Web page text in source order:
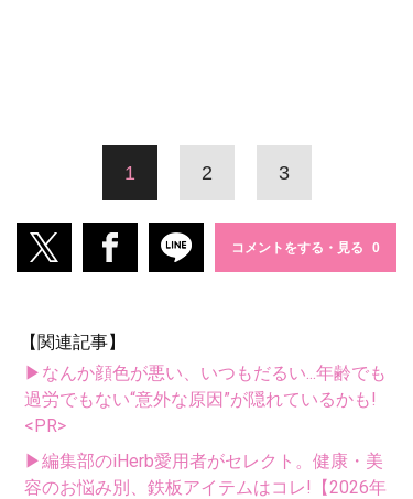
1 2 3
コメントをする・見る
【関連記事】
▶なんか顔色が悪い、いつもだるい...年齢でも
過労でもない“意外な原因”が隠れているかも!
<PR>
▶編集部のiHerb愛用者がセレクト。健康・美
容のお悩み別、鉄板アイテムはコレ!【2026年